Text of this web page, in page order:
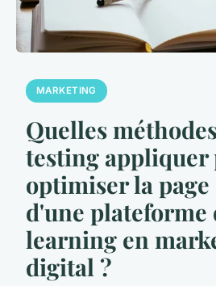
MARKETING
Quelles
testing appliquer
optimiser la
d'une plateforme
learning en
digital ?